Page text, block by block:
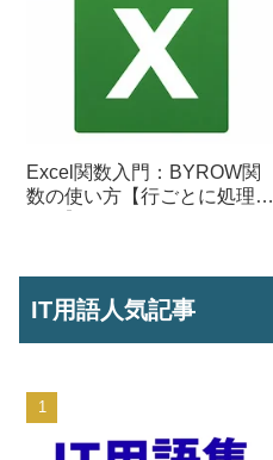
Excel関数入門：BYROW関
数の使い方【行ごとに処理を
IT用語人気記事